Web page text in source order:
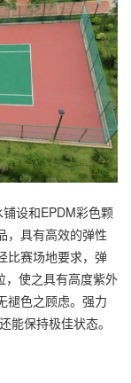
设和EPDM彩色颗
，具有高效的弹性
比赛场地要求，弹
，使之具有高度紫外
褪色之顾虑。强力
能保持极佳状态。